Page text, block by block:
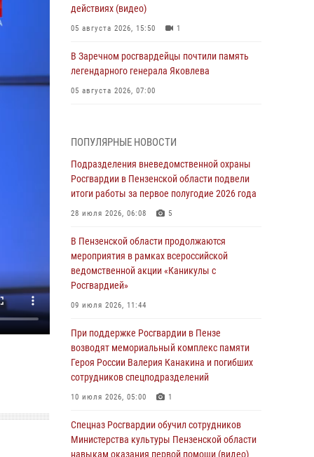
действиях (видео)
05 августа 2026, 15:50 1
В Заречном росгвардейцы почтили память
легендарного генерала Яковлева
05 августа 2026, 07:00
с вооружением и техникой Росгвардии
05 августа 2026, 06:15 6
В Пензе сотрудники Росгвардии оказали
помощь дезориентированному пенсионеру
В Пензе при силовой поддержке Росгвардии
пресечена деятельность ОПГ,
маскировавшейся под реабилитационный
центр (видео)
В Управлении Росгвардии по Пензенской
области подвели итоги работы за первое
полугодие 2026 года
04 августа 2026, 06:08
Росгвардия обеспечила безопасность
праздничных мероприятий в День ВДВ в
ПОПУЛЯРНЫЕ НОВОСТИ
Подразделения вневедомственной охраны
Росгвардии в Пензенской области подвели
итоги работы за первое полугодие 2026 года
28 июля 2026, 06:08 5
В Пензенской области продолжаются
мероприятия в рамках всероссийской
ведомственной акции «Каникулы с
Росгвардией»
09 июля 2026, 11:44
При поддержке Росгвардии в Пензе
возводят мемориальный комплекс памяти
Героя России Валерия Канакина и погибших
сотрудников спецподразделений
10 июля 2026, 05:00 1
Спецназ Росгвардии обучил сотрудников
Министерства культуры Пензенской области
навыкам оказания первой помощи (видео)